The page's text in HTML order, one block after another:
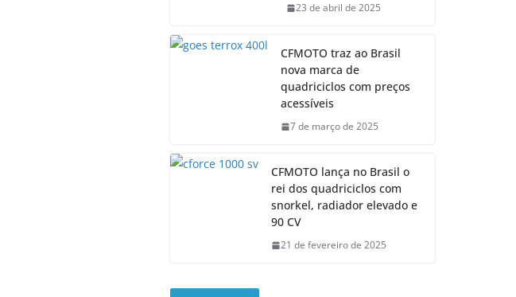
23 de abril de 2025
CFMOTO traz ao Brasil
nova marca de
quadriciclos com preços
acessíveis
7 de março de 2025
CFMOTO lança no Brasil o
rei dos quadriciclos com
snorkel, radiador elevado e
90 CV
21 de fevereiro de 2025